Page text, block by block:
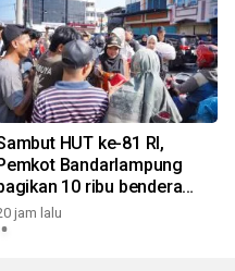
HUT ke-81 RI,
Bandarlampung
10 ribu bendera
Putih
jam lalu